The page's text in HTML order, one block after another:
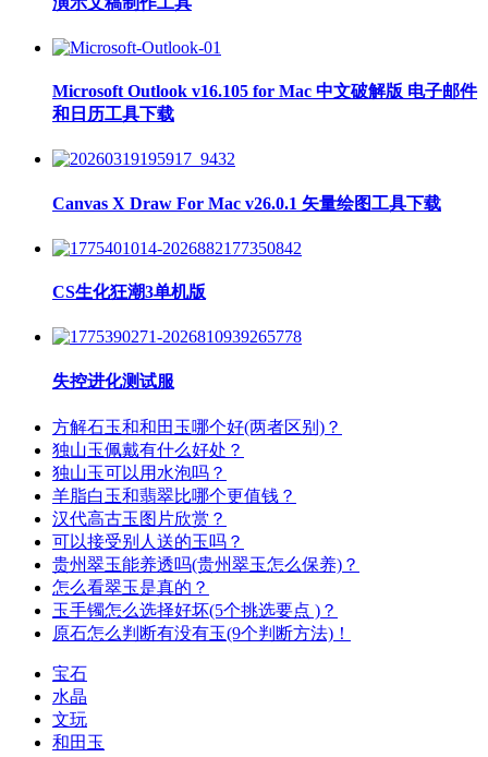
Microsoft Outlook v16.105 for Mac 中文破解版 电子邮件
和日历工具下载
Canvas X Draw For Mac v26.0.1 矢量绘图工具下载
CS生化狂潮3单机版
失控进化测试服
方解石玉和和田玉哪个好(两者区别)？
独山玉佩戴有什么好处？
独山玉可以用水泡吗？
羊脂白玉和翡翠比哪个更值钱？
汉代高古玉图片欣赏？
可以接受别人送的玉吗？
贵州翠玉能养透吗(贵州翠玉怎么保养)？
怎么看翠玉是真的？
玉手镯怎么选择好坏(5个挑选要点 )？
原石怎么判断有没有玉(9个判断方法)！
宝石
水晶
文玩
和田玉